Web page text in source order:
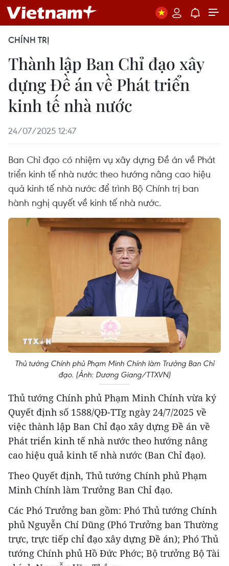
CHÍNH TRỊ
Thành lập Ban Chỉ đạo xây
dựng Đề án về Phát triển
kinh tế nhà nước
24/07/2025 12:47
Ban Chỉ đạo có nhiệm vụ xây dựng Đề án về Phát
triển kinh tế nhà nước theo hướng nâng cao hiệu
quả kinh tế nhà nước để trình Bộ Chính trị ban
hành nghị quyết về kinh tế nhà nước.
Thủ tướng Chính phủ Phạm Minh Chính làm Trưởng Ban Chỉ
đạo. (Ảnh: Dương Giang/TTXVN)
Thủ tướng Chính phủ Phạm Minh Chính vừa ký
Quyết định số 1588/QĐ-TTg ngày 24/7/2025 về
việc thành lập Ban Chỉ đạo xây dựng Đề án về
Phát triển kinh tế nhà nước theo hướng nâng
cao hiệu quả kinh tế nhà nước (Ban Chỉ đạo).
Theo Quyết định, Thủ tướng Chính phủ Phạm
Minh Chính làm Trưởng Ban Chỉ đạo.
Các Phó Trưởng ban gồm: Phó Thủ tướng Chính
phủ Nguyễn Chí Dũng (Phó Trưởng ban Thường
trực, trực tiếp chỉ đạo xây dựng Đề án); Phó Thủ
tướng Chính phủ Hồ Đức Phớc; Bộ trưởng Bộ Tài